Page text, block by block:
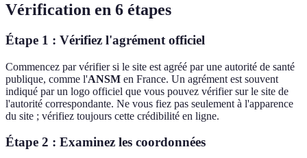
Vérification en 6 étapes
Étape 1 : Vérifiez l'agrément officiel
Commencez par vérifier si le site est agréé par une autorité de santé
publique, comme l'ANSM en France. Un agrément est souvent
indiqué par un logo officiel que vous pouvez vérifier sur le site de
l'autorité correspondante. Ne vous fiez pas seulement à l'apparence
du site ; vérifiez toujours cette crédibilité en ligne.
Étape 2 : Examinez les coordonnées